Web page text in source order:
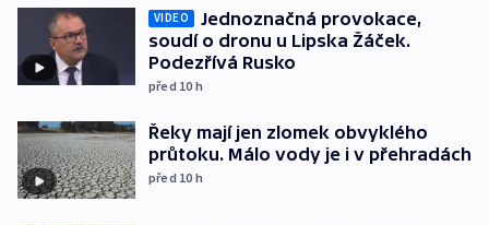
VIDEO
Jednoznačná provokace,
soudí o dronu u Lipska Žáček.
Podezřívá Rusko
před 10 h
Řeky mají jen zlomek obvyklého
průtoku. Málo vody je i v přehradách
před 10 h